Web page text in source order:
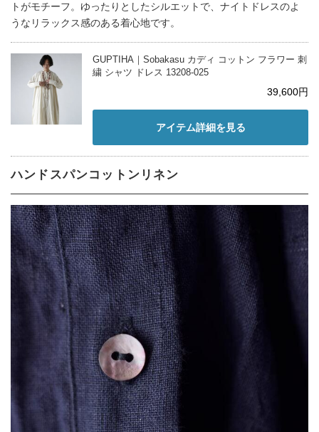
トがモチーフ。ゆったりとしたシルエットで、ナイトドレスのよ
うなリラックス感のある着心地です。
GUPTIHA｜Sobakasu カディ コットン フラワー 刺
繍 シャツ ドレス 13208-025
39,600円
アイテム詳細を見る
ハンドスパンコットンリネン